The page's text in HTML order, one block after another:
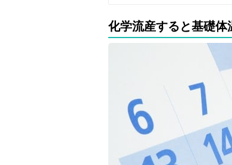
化学流産すると基礎体